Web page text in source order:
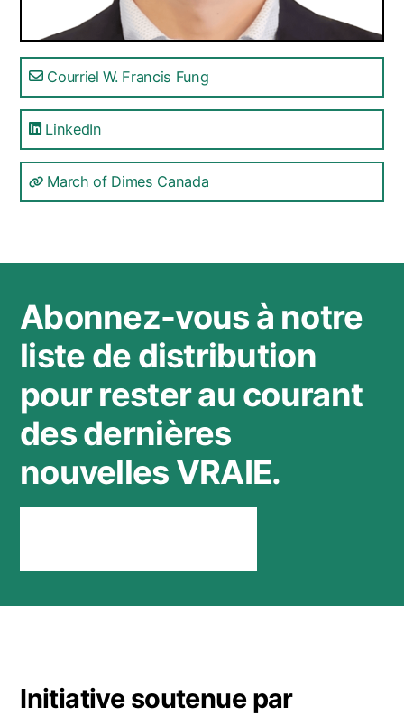
Courriel W. Francis Fung
LinkedIn
March of Dimes Canada
Abonnez-vous à notre
liste de distribution
pour rester au courant
des dernières
nouvelles VRAIE.
Initiative soutenue par